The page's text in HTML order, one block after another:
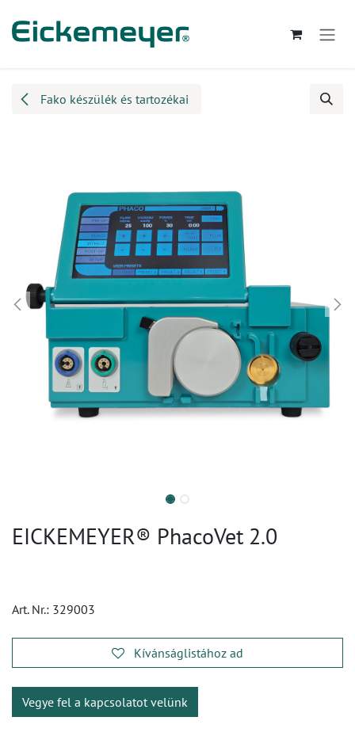
Fako készülék és tartozékai
EICKEMEYER® PhacoVet 2.0
Art. Nr.: 329003
Kívánságlistához ad
Vegye fel a kapcsolatot velünk